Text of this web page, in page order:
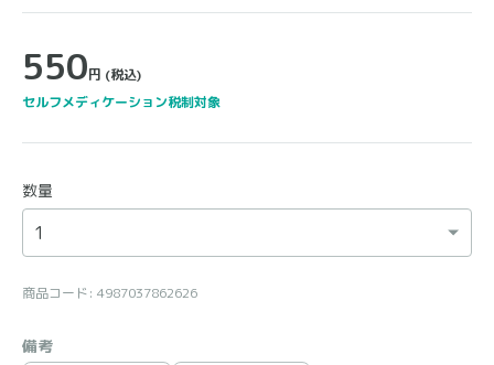
550円 (税込)
セルフメディケーション税制対象
数量
商品コード: 4987037862626
備考